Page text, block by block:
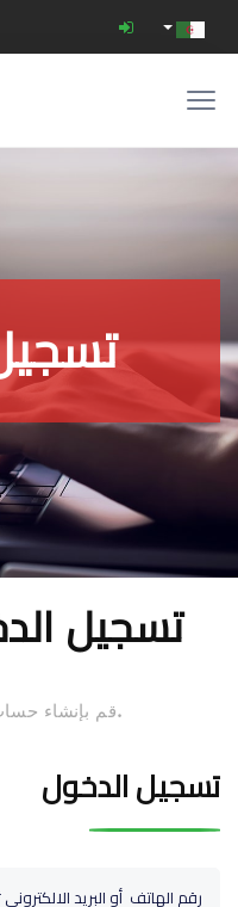
تسجيل
قم بإنشاء حساب وابدأ في تطوير عملك.
تسجيل الدخول